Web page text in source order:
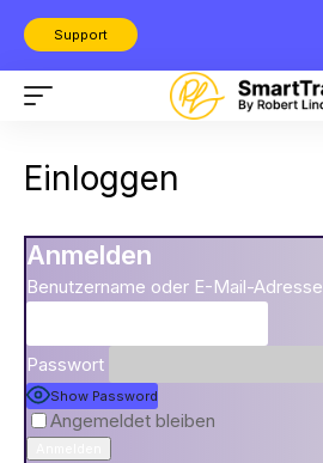
Support
Einloggen
Anmelden
Benutzername oder E-Mail-Adresse
Passwort
Show Password
Angemeldet bleiben